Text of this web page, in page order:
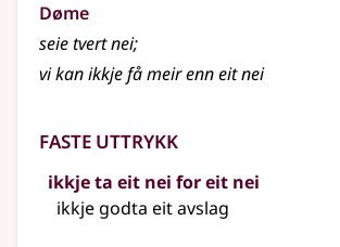
Døme
seie tvert nei;
vi kan ikkje få meir enn eit nei
Faste uttrykk
ikkje ta eit nei for eit nei
ikkje godta eit avslag